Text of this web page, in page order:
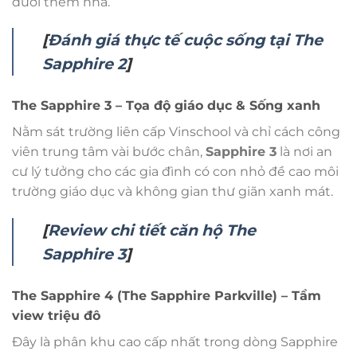
[Đánh giá thực tế cuộc sống tại The
Sapphire 2]
The Sapphire 3 – Tọa độ giáo dục & Sống xanh
Nằm sát trường liên cấp Vinschool và chỉ cách công
viên trung tâm vài bước chân, Sapphire 3 là nơi an
cư lý tưởng cho các gia đình có con nhỏ đề cao môi
trường giáo dục và không gian thư giãn xanh mát.
[Review chi tiết căn hộ The
Sapphire 3]
The Sapphire 4 (The Sapphire Parkville) – Tầm
view triệu đô
Đây là phân khu cao cấp nhất trong dòng Sapphire